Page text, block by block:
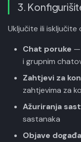
3.
Uključite ili
Chat poruke —
i grupnim
Zahtjevi za
zahtjevima za
Ažuriranja
sastanaka
Objave